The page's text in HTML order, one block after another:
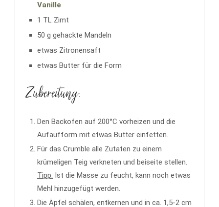
Vanille
1 TL Zimt
50 g gehackte Mandeln
etwas Zitronensaft
etwas Butter für die Form
Zubereitung:
Den Backofen auf 200°C vorheizen und die
Aufaufform mit etwas Butter einfetten.
Für das Crumble alle Zutaten zu einem
krümeligen Teig verkneten und beiseite stellen.
Tipp: Ist die Masse zu feucht, kann noch etwas
Mehl hinzugefügt werden.
Die Äpfel schälen, entkernen und in ca. 1,5-2 cm